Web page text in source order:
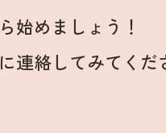
始めましょう！
連絡してみてくだ